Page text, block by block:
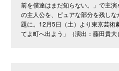
前を僕達はまだ知らない。」で主
の主人公を、ピュアな部分を残し
題に。12月5日（土）より東京芸術
てよ町へ出よう」（演出：藤田貴大